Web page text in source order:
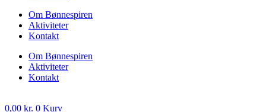
Om Bønnespiren
Aktiviteter
Kontakt
Om Bønnespiren
Aktiviteter
Kontakt
0,00 kr. 0 Kurv